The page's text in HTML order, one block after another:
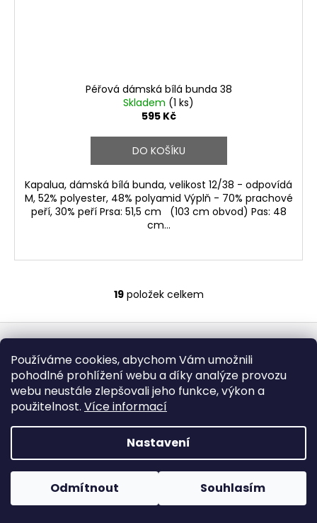
Používáme cookies, abychom Vám umožnili
pohodlné prohlížení webu a díky analýze provozu
webu neustále zlepšovali jeho funkce, výkon a
použitelnost. Více informací
Nastavení
Odmítnout Souhlasím
Péřová dámská bílá bunda 38
Skladem (1 ks)
595 Kč
DO KOŠÍKU
Kapalua, dámská bílá bunda, velikost 12/38 - odpovídá
M, 52% polyester, 48% polyamid Výplň - 70% prachové
peří, 30% peří Prsa: 51,5 cm (103 cm obvod) Pas: 48
cm...
O
v
l
d
a
c
í
p
r
v
k
v
19položek celkem
Z
á
a
Odebírat newsletter
Nezmeškejte žádné novinky či slevy!
E-mail
zpracováním osobních údajů.
PŘIHLÁSIT SE